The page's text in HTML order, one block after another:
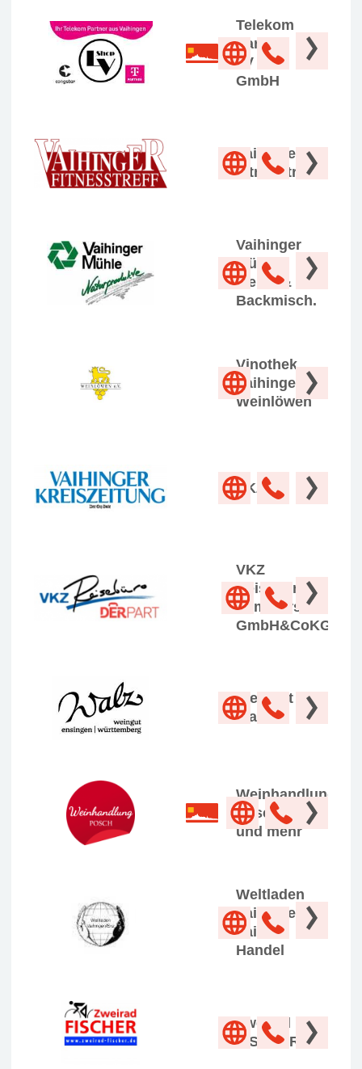
Telekom
Partner
LV
GmbH
Vaihinger
Fitnesstreff
Vaihinger
Mühle
Mehle &
Backmisch.
Vinothek
Vaihingen
Weinlöwen
VKZ
VKZ
Reisebüro Dr.
Wimmershof
GmbH&CoKG
Weingut
Walz
Weinhandlung
Posch Weine
und mehr
Weltladen
Vaihingen
Fairer
Handel
Zweirad
FISCHER